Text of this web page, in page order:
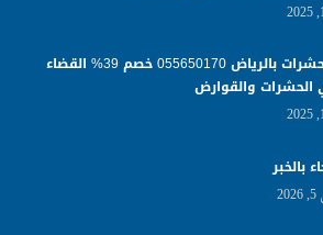
مكافحة حشرات بالرياض 055650170 خصم 39% القضاء
الحشرات والقوارض
بالخبر